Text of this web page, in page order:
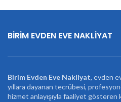
BİRİM EVDEN EVE NAKLİYAT
Birim Evden Eve Nakliyat, evden
yıllara dayanan tecrübesi,
hizmet anlayışıyla faaliyet gösteren